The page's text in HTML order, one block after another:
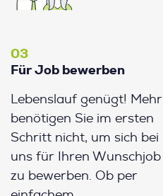
03
Für Job bewerben
Lebenslauf genügt! Mehr
benötigen Sie im ersten
Schritt nicht, um sich bei
uns für Ihren Wunschjob
zu bewerben. Ob per